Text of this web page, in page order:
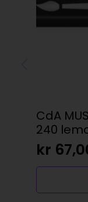
CdA
240
kr